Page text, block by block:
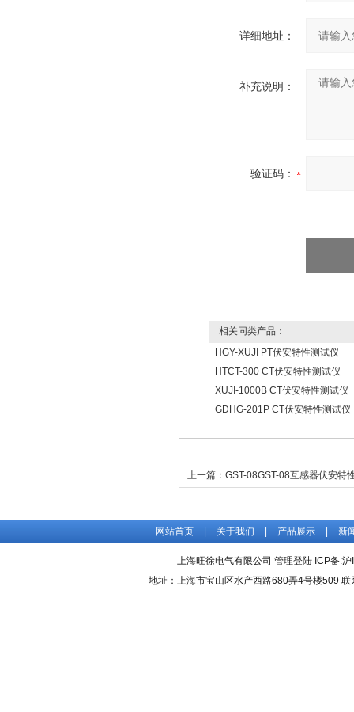
详细地址：
补充说明：
验证码：
相关同类产品：
HGY-XUJI PT伏安特性测试仪
HTCT-300 CT伏安特性测试仪
XUJI-1000B CT伏安特性测试仪
GDHG-201P CT伏安特性测试仪
上一篇： GST-08GST-08互感器伏安特
网站首页 关于我们 产品展示 新
上海旺徐电气有限公司 管理登陆 ICP备:沪
地址：上海市宝山区水产西路680弄4号楼509